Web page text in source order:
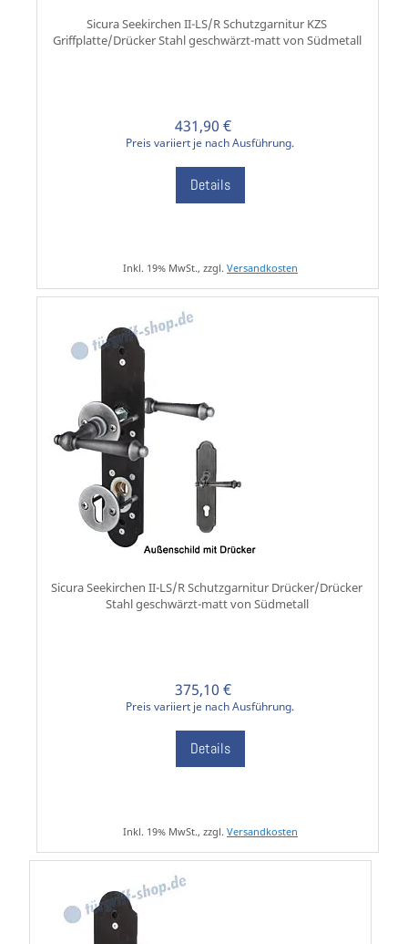
Sicura Seekirchen II-LS/R Schutzgarnitur KZS
Griffplatte/Drücker Stahl geschwärzt-matt von Südmetall
431,90 €
Preis variiert je nach Ausführung.
Details
Inkl. 19% MwSt., zzgl. Versandkosten
Sicura Seekirchen II-LS/R Schutzgarnitur Drücker/Drücker
Stahl geschwärzt-matt von Südmetall
375,10 €
Preis variiert je nach Ausführung.
Details
Inkl. 19% MwSt., zzgl. Versandkosten